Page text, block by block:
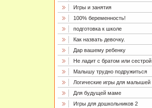
Игры и занятия
100% беременность!
подготовка к школе
Как назвать девочку.
Дар вашему ребенку
Не ладит с братом или сестрой
Малышу трудно подружиться
Логические игры для малышей
Для будущей маме
Игры для дошкольников 2